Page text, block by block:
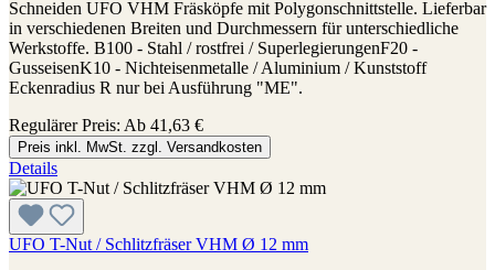
Schneiden UFO VHM Fräsköpfe mit Polygonschnittstelle. Lieferbar
in verschiedenen Breiten und Durchmessern für unterschiedliche
Werkstoffe. B100 - Stahl / rostfrei / SuperlegierungenF20 -
GusseisenK10 - Nichteisenmetalle / Aluminium / Kunststoff
Eckenradius R nur bei Ausführung "ME".
Regulärer Preis: Ab 41,63 €
Preis inkl. MwSt. zzgl. Versandkosten
Details
UFO T-Nut / Schlitzfräser VHM Ø 12 mm